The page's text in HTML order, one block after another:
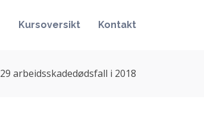
Kursoversikt Kontakt
29 arbeidsskadedødsfall i 2018